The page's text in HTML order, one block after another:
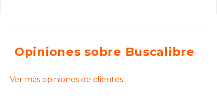
Opiniones sobre Buscalibre
Ver más opiniones de clientes